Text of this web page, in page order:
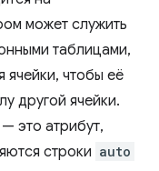
может служить
таблицами,
ячейки, чтобы её
другой ячейки.
— это атрибут,
строки auto